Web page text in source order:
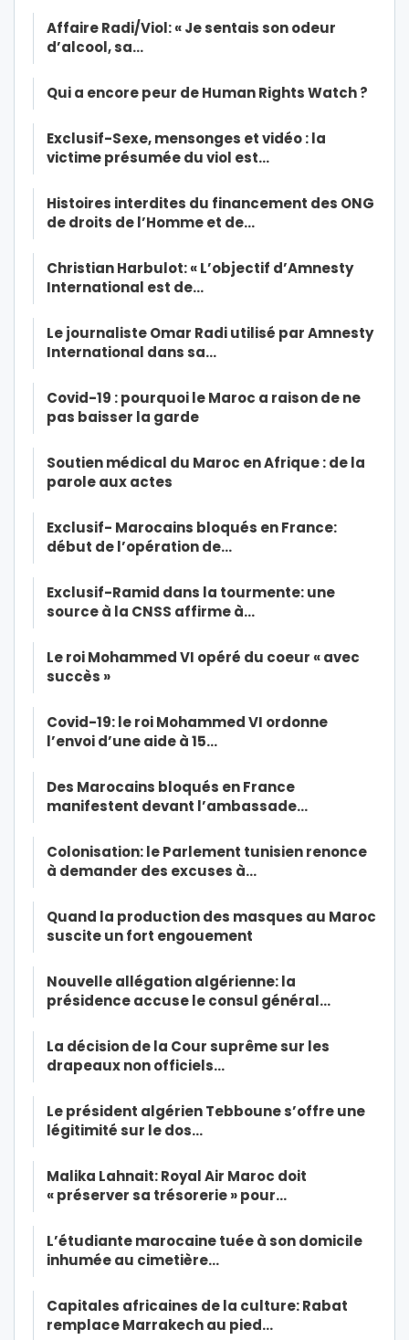
Affaire Radi/Viol: « Je sentais son odeur
d’alcool, sa…
Qui a encore peur de Human Rights Watch ?
Exclusif-Sexe, mensonges et vidéo : la
victime présumée du viol est…
Histoires interdites du financement des ONG
de droits de l’Homme et de…
Christian Harbulot: « L’objectif d’Amnesty
International est de…
Le journaliste Omar Radi utilisé par Amnesty
International dans sa…
Covid-19 : pourquoi le Maroc a raison de ne
pas baisser la garde
Soutien médical du Maroc en Afrique : de la
parole aux actes
Exclusif- Marocains bloqués en France:
début de l’opération de…
Exclusif-Ramid dans la tourmente: une
source à la CNSS affirme à…
Le roi Mohammed VI opéré du coeur « avec
succès »
Covid-19: le roi Mohammed VI ordonne
l’envoi d’une aide à 15…
Des Marocains bloqués en France
manifestent devant l’ambassade…
Colonisation: le Parlement tunisien renonce
à demander des excuses à…
Quand la production des masques au Maroc
suscite un fort engouement
Nouvelle allégation algérienne: la
présidence accuse le consul général…
La décision de la Cour suprême sur les
drapeaux non officiels…
Le président algérien Tebboune s’offre une
légitimité sur le dos…
Malika Lahnait: Royal Air Maroc doit
« préserver sa trésorerie » pour…
L’étudiante marocaine tuée à son domicile
inhumée au cimetière…
Capitales africaines de la culture: Rabat
remplace Marrakech au pied…